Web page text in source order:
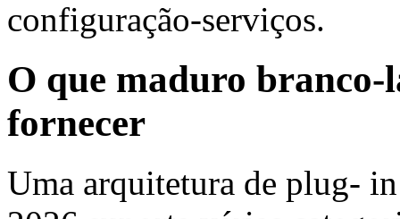
configuração-serviços.
O que maduro
fornecer
Uma arquitetura de plug-